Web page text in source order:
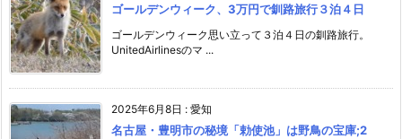
ゴールデンウィーク、3万円で釧路旅行３泊４日
ゴールデンウィーク思い立って３泊４日の釧路旅行。
UnitedAirlinesのマ ...
2025年6月8日 : 愛知
名古屋・豊明市の秘境「勅使池」は野鳥の宝庫;2